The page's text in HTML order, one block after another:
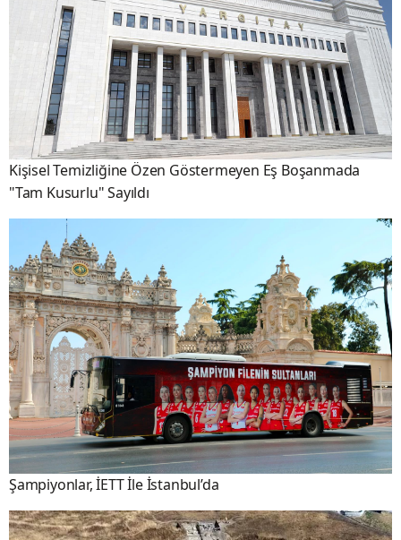
Kişisel Temizliğine Özen Göstermeyen Eş Boşanmada
"Tam Kusurlu" Sayıldı
Şampiyonlar, İETT İle İstanbul’da